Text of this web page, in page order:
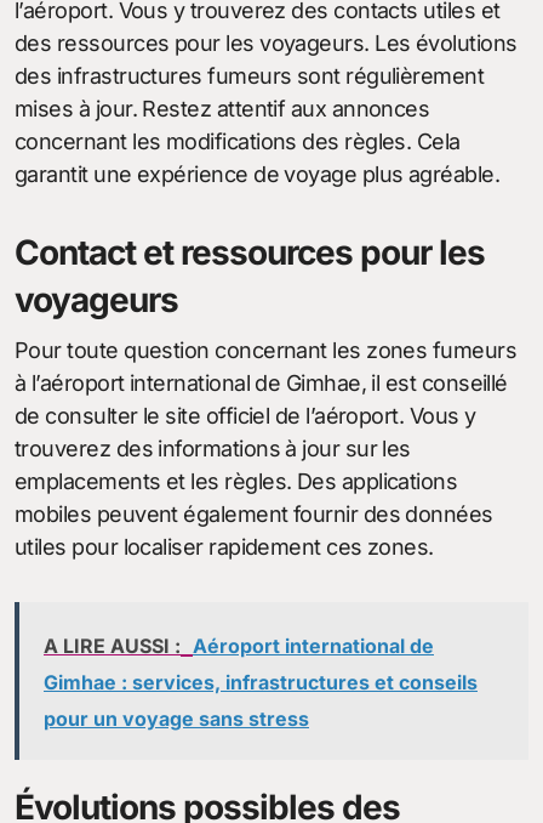
l’aéroport. Vous y trouverez des contacts utiles et
des ressources pour les voyageurs. Les évolutions
des infrastructures fumeurs sont régulièrement
mises à jour. Restez attentif aux annonces
concernant les modifications des règles. Cela
garantit une expérience de voyage plus agréable.
Contact et ressources pour les
voyageurs
Pour toute question concernant les zones fumeurs
à l’aéroport international de Gimhae, il est conseillé
de consulter le site officiel de l’aéroport. Vous y
trouverez des informations à jour sur les
emplacements et les règles. Des applications
mobiles peuvent également fournir des données
utiles pour localiser rapidement ces zones.
A LIRE AUSSI : Aéroport international de
Gimhae : services, infrastructures et conseils
pour un voyage sans stress
Évolutions possibles des